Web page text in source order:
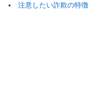
注意したい詐欺の特徴